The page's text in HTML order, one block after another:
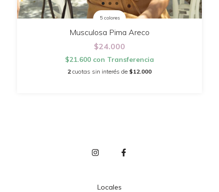
5 colores
Musculosa Pima Areco
$24.000
$21.600 con Transferencia
2 cuotas sin interés de $12.000
Locales